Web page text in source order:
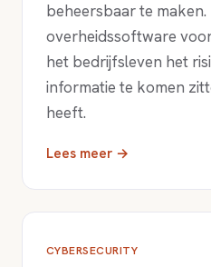
beheersbaar te
overheidssoftware
het bedrijfsleven het
informatie te komen
heeft.
Lees meer →
CYBERSECURITY